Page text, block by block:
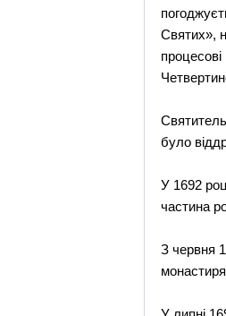
Святих»,
було
У 1692
частина
З червня